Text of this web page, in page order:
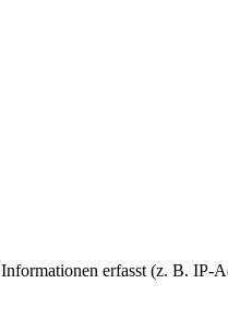
erfasst (z. B.